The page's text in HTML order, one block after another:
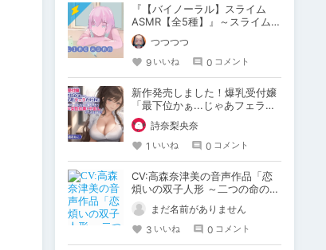
『【バイノーラル】スライム
ASMR【全5種】』～スライム娘
ちゃんはいいぞ
つつつつ
9 いいね 0 コメント
新作発売しました！爆乳受付嬢
「最下位かぁ...じゃあフェラだ
けね」
詩奈梨央奈
1 いいね 0 コメント
CV:高森奈津美の音声作品「恋
煩いの双子人形 ～二つの命の願
いと歩み～【バイノーラル】」
が発売！まだ名前がありません
3 いいね 0 コメント